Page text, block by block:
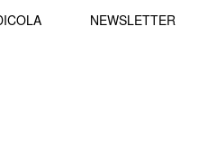
NEWSLETTER